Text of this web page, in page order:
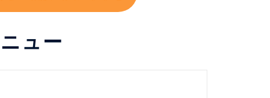
ュー